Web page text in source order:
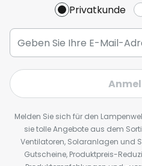
Privatkunde
Melden Sie sich für den
sie tolle Angebote aus dem
Ventilatoren, Solaranlagen und
Gutscheine, Produktpreis-